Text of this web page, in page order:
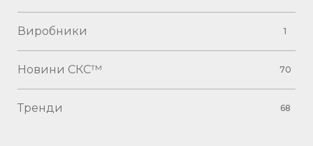
Виробники 1
Новини СКС™ 70
Тренди 68